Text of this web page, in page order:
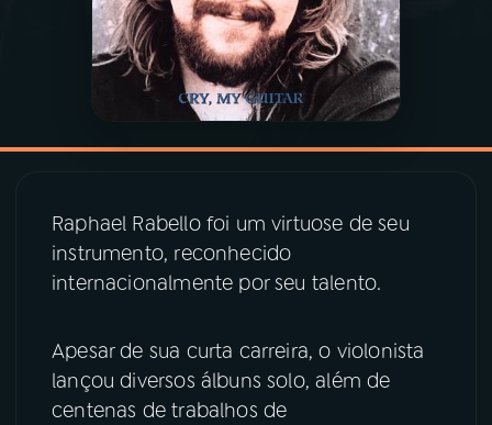
VIDEOCASTS
ÚLTIMAS
ACOMPANHE A RÁDIO MEC
YouTube Facebook
Instagram X
TikTok
Raphael Rabello foi um virtuose de seu
instrumento, reconhecido
internacionalmente por seu talento.
Apesar de sua curta carreira, o violonista
lançou diversos álbuns solo, além de
centenas de trabalhos de